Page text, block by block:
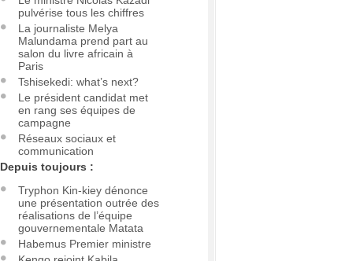
pulvérise tous les chiffres
La journaliste Melya
Malundama prend part au
salon du livre africain à
Paris
Tshisekedi: what’s next?
Le président candidat met
en rang ses équipes de
campagne
Réseaux sociaux et
communication
Depuis toujours :
Tryphon Kin-kiey dénonce
une présentation outrée des
réalisations de l’équipe
gouvernementale Matata
Habemus Premier ministre